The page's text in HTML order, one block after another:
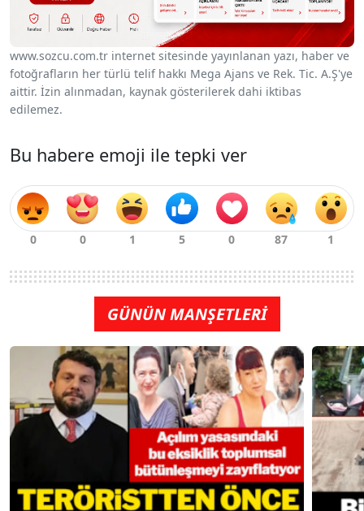
www.sozcu.com.tr internet sitesinde yayınlanan yazı, haber ve
fotoğrafların her türlü telif hakkı Mega Ajans ve Rek. Tic. A.Ş'ye
aittir. İzin alınmadan, kaynak gösterilerek dahi iktibas
edilemez.
Bu habere emoji ile tepki ver
GÜNÜN MANŞETLERİ